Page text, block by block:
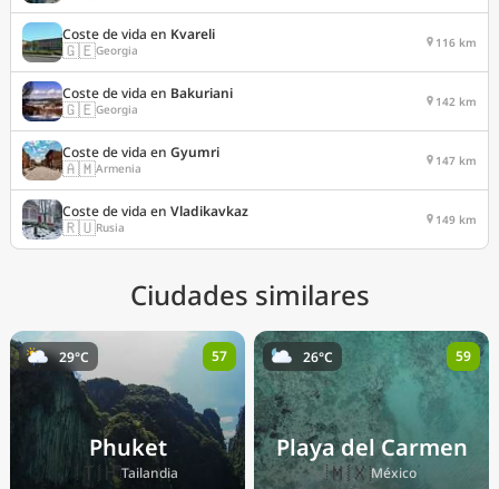
Coste de vida en Kvareli
🇬🇪Georgia 116 km
Coste de vida en Bakuriani
🇬🇪Georgia 142 km
Coste de vida en Gyumri
🇦🇲Armenia 147 km
Coste de vida en Vladikavkaz
🇷🇺Rusia 149 km
Ciudades similares
Phuket
🇹🇭Tailandia
29°C 57
Playa del Carmen
🇲🇽México
26°C 59